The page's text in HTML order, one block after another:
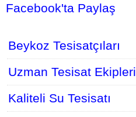
Facebook'ta Paylaş
Beykoz Tesisatçıları
Uzman Tesisat Ekipleri
Kaliteli Su Tesisatı